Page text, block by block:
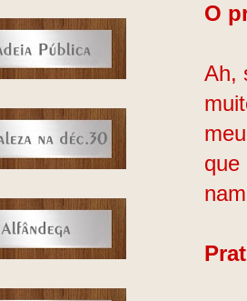
O
Ah,
que